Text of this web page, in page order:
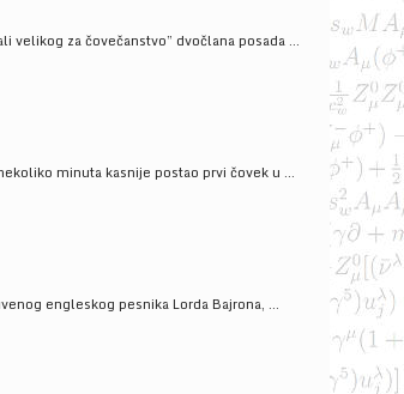
velikog za čovečanstvo” dvočlana posada ...
minuta kasnije postao prvi čovek u ...
engleskog pesnika Lorda Bajrona, ...